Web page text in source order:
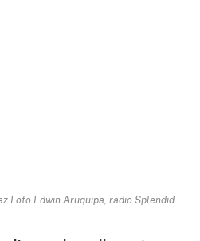
Foto Edwin Aruquipa, radio Splendid